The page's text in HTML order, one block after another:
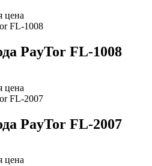
цена
PayTor FL-1008
цена
PayTor FL-2007
цена